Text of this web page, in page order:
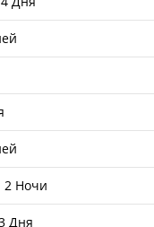
2 Ночи
Дня